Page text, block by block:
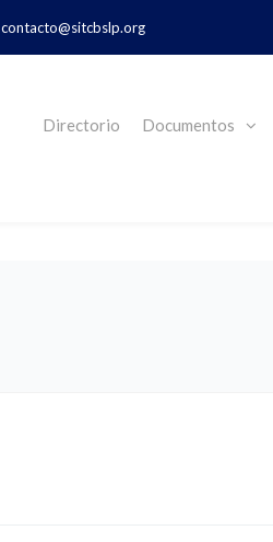
contacto@sitcbslp.org
Directorio Documentos